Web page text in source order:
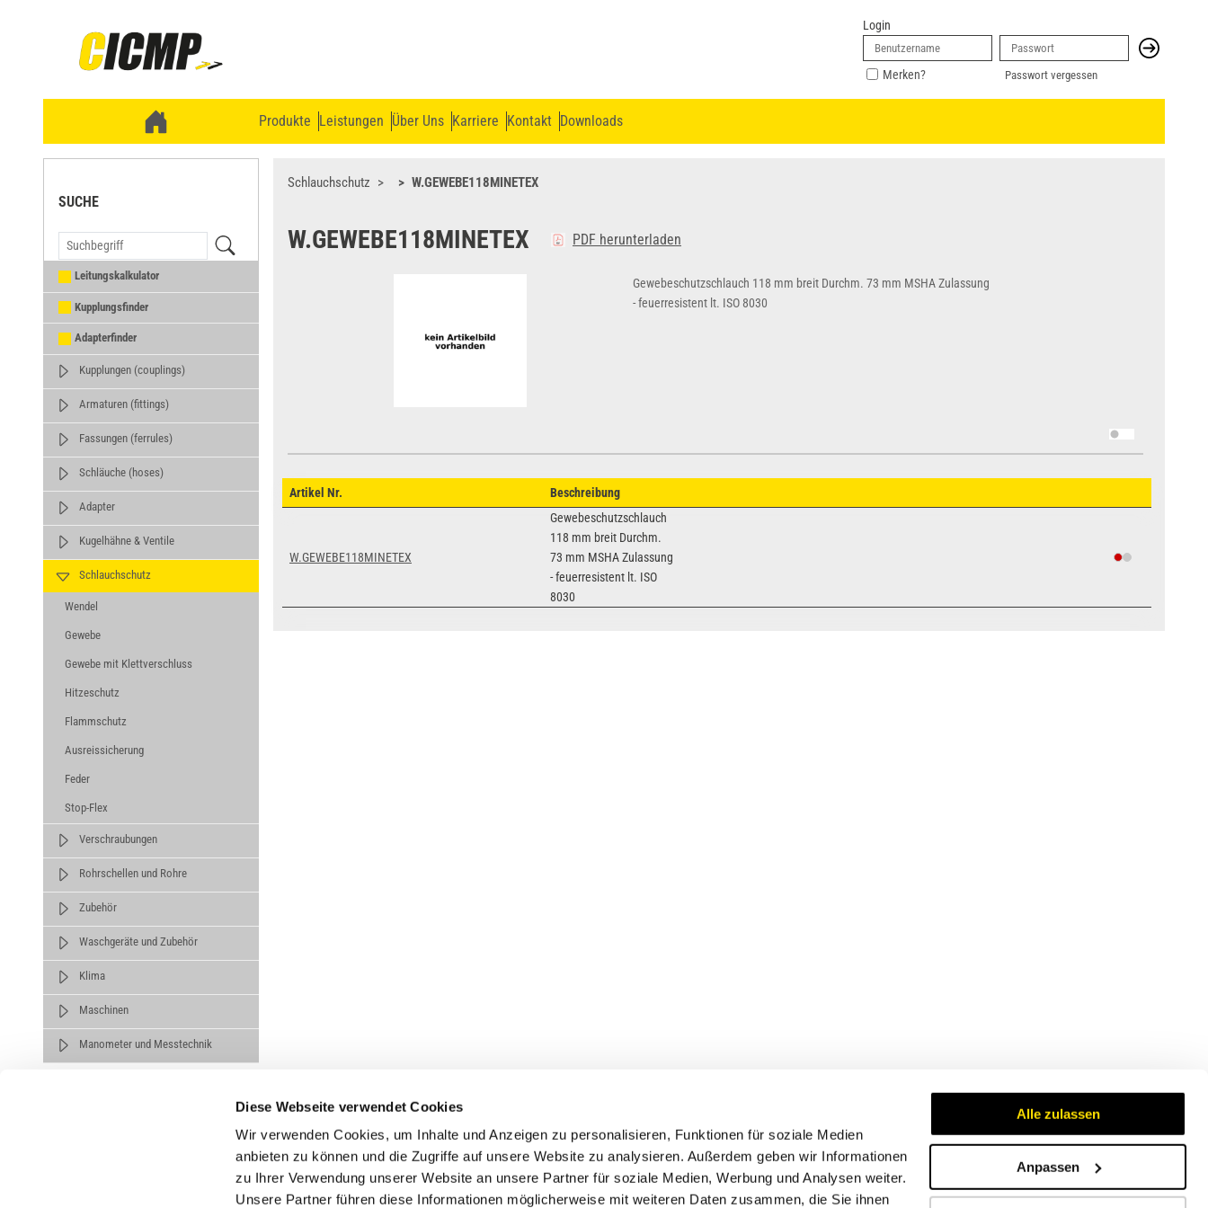
Diese Webseite verwendet Cookies
Wir verwenden Cookies, um Inhalte und Anzeigen zu personalisieren, Funktionen für soziale Medien
anbieten zu können und die Zugriffe auf unsere Website zu analysieren. Außerdem geben wir Informationen
zu Ihrer Verwendung unserer Website an unsere Partner für soziale Medien, Werbung und Analysen weiter.
Unsere Partner führen diese Informationen möglicherweise mit weiteren Daten zusammen, die Sie ihnen
Alle zulassen
Anpassen
Login
Merken? Passwort vergessen
Produkte Leistungen Über Uns Karriere Kontakt Downloads
SUCHE
Leitungskalkulator
Kupplungsfinder
Adapterfinder
Kupplungen (couplings)
Armaturen (fittings)
Fassungen (ferrules)
Schläuche (hoses)
Adapter
Kugelhähne & Ventile
Schlauchschutz
Wendel
Gewebe
Gewebe mit Klettverschluss
Hitzeschutz
Flammschutz
Ausreissicherung
Feder
Stop-Flex
Verschraubungen
Rohrschellen und Rohre
Zubehör
Waschgeräte und Zubehör
Klima
Maschinen
Manometer und Messtechnik
Schlauchschutz W.GEWEBE118MINETEX
W.GEWEBE118MINETEX PDF herunterladen
Gewebeschutzschlauch 118 mm breit Durchm. 73 mm MSHA Zulassung
- feuerresistent lt. ISO 8030
Artikel Nr. Beschreibung
W.GEWEBE118MINETEX
Gewebeschutzschlauch
118 mm breit Durchm.
73 mm MSHA Zulassung
- feuerresistent lt. ISO
8030
Unternehmen Service Kontakt Zertifikate